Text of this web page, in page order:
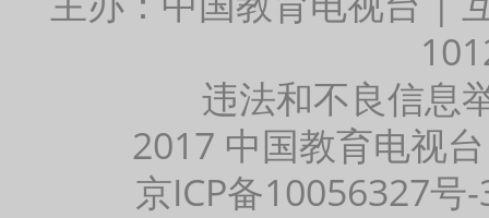
违法和不良信息
2017 中国教育电视
京ICP备10056327号